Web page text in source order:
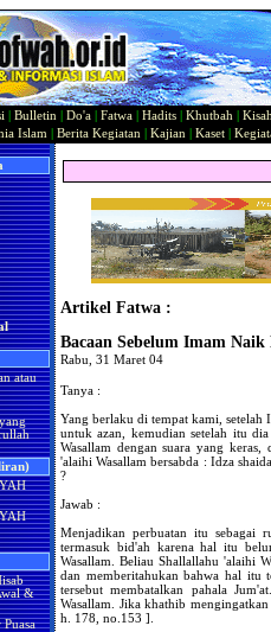
Bulletin Do'a Fatwa Hadits Khutbah
Islam Berita Kegiatan Kajian Kaset|
atau
&
Artikel Fatwa :
Bacaan Sebelum Imam
Rabu, 31 Maret 04
Tanya :
Yang berlaku di tempat kami,
untuk azan, kemudian setelah itu
Wasallam dengan suara yang
'alaihi Wasallam bersabda : Idza
?
Jawab :
Menjadikan perbuatan itu sebagai
termasuk bid'ah karena hal itu
Wasallam. Beliau Shallallahu 'alaihi
dan memberitahukan bahwa hal itu
tersebut membatalkan pahala
Wasallam. Jika khathib
h. 178, no.153 ].